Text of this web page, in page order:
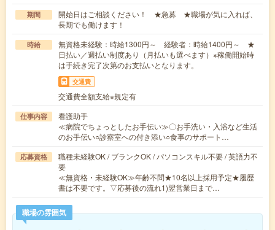
期間
開始日はご相談ください！ ★急募 ★職場が気に入れば、
長期でも働けます！
時給
無資格未経験：時給1300円～ 経験者：時給1400円～ ★
日払い／週払い制度あり（月払いも選べます）※稼働開始時
は手続き完了次第のお支払いとなります。
交通費
交通費全額支給※規定有
仕事内容
看護助手
≪病院でちょっとしたお手伝い≫〇お手洗い・入浴など生活
のお手伝い○診察室への付き添い○食事のサポート…
応募資格
職種未経験OK / ブランクOK / パソコンスキル不要 / 英語力不
要
≪無資格・未経験OK≫年齢不問★10名以上採用予定★履歴
書は不要です。▽応募後の流れ1)翌営業日まで…
職場の雰囲気